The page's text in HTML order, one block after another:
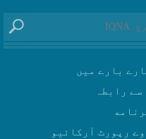
بارے میں
سے رابطہ
رپورٹ آرکائیو